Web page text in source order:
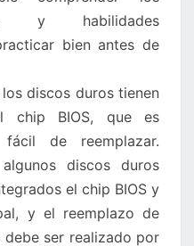
y habilidades
bien antes de
discos duros tienen
BIOS, que es
fácil de reemplazar.
discos duros
el chip BIOS y
y el reemplazo de
debe ser realizado por